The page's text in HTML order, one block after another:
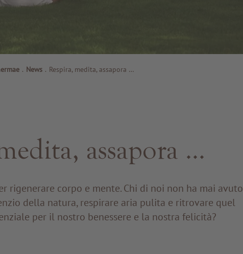
. News . Respira, medita, assapora …
assapora …
rigenerare corpo e mente. Chi di noi non ha mai avuto
della natura, respirare aria pulita e ritrovare quel
per il nostro benessere e la nostra felicità?